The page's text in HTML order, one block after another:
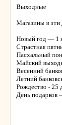
Выходные
Магазины в эти
Новый год — 1
Страстная
Пасхальный
Майский
Весенний
Летний
Рождество - 25
День подарков